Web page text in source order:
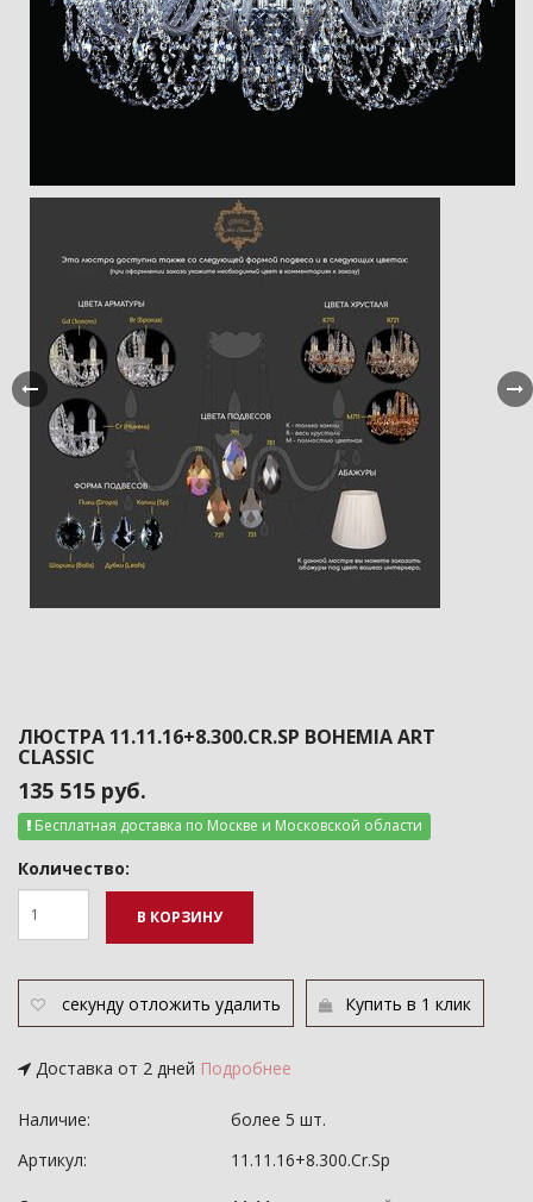
ЛЮСТРА 11.11.16+8.300.CR.SP BOHEMIA ART
CLASSIC
135 515 руб.
Бесплатная доставка по Москве и Московской области
Количество:
В КОРЗИНУ
секунду отложить удалить Купить в 1 клик
Доставка от 2 дней Подробнее
Наличие:
более 5 шт.
Артикул:
11.11.16+8.300.Cr.Sp